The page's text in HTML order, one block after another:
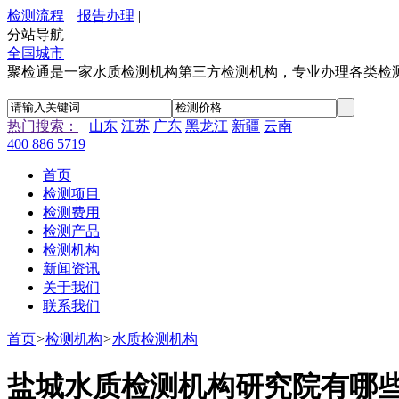
检测流程 | 报告办理 |
分站导航
全国城市
聚检通是一家水质检测机构第三方检测机构，专业办理各类检
热门搜索： 山东 江苏 广东 黑龙江 新疆 云南
400 886 5719
首页
检测项目
检测费用
检测产品
检测机构
新闻资讯
关于我们
联系我们
首页>检测机构>水质检测机构
盐城水质检测机构研究院有哪